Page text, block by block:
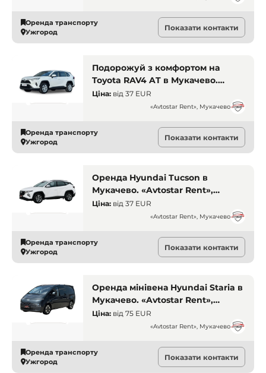
Оренда транспорту
Ужгород
Показати контакти
Подорожуй з комфортом на
Toyota RAV4 AT в Мукачево.
«Avtostar Rent», Мукачево.
Оренда авто Мукачево
Ціна: від 37 EUR
«Avtostar Rent», Мукачево
Оренда транспорту
Ужгород
Показати контакти
Оренда Hyundai Tucson в
Мукачево. «Avtostar Rent»,
Мукачево. Оренда авто Мукачево
Ціна: від 37 EUR
«Avtostar Rent», Мукачево
Оренда транспорту
Ужгород
Показати контакти
Оренда мінівена Hyundai Staria в
Мукачево. «Avtostar Rent»,
Мукачево. Оренда авто Мукачево
Ціна: від 75 EUR
«Avtostar Rent», Мукачево
Оренда транспорту
Ужгород
Показати контакти